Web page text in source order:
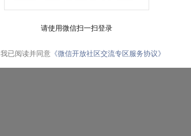
请使用微信扫一扫登录
我已阅读并同意 《微信开放社区交流专区服务协议》